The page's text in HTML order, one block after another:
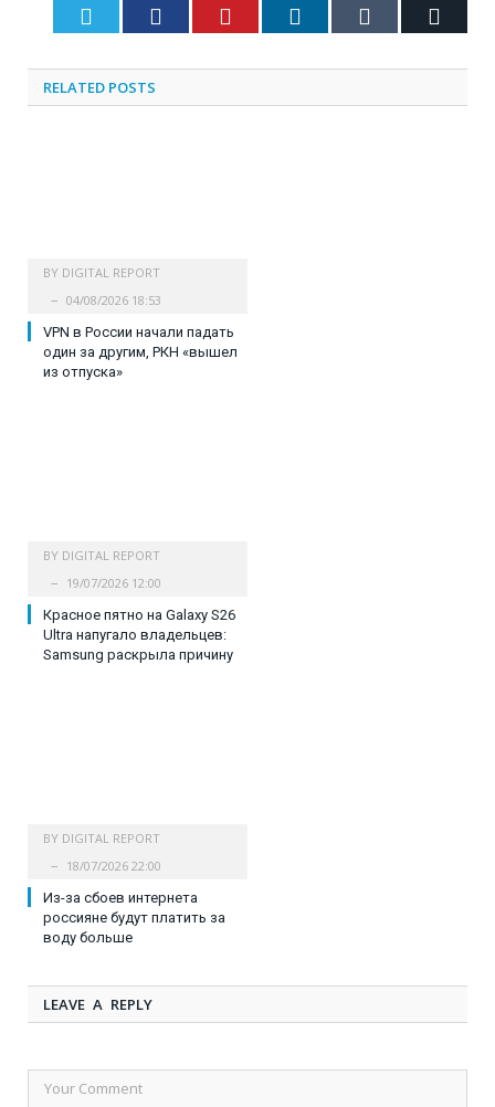
Twitter Facebook Pinterest LinkedIn Tumblr
RELATED POSTS
BY DIGITAL REPORT
04/08/2026 18:53
VPN в России начали падать
один за другим, РКН «вышел
из отпуска»
BY DIGITAL REPORT
19/07/2026 12:00
Красное пятно на Galaxy S26
Ultra напугало владельцев:
Samsung раскрыла причину
BY DIGITAL REPORT
18/07/2026 22:00
Из-за сбоев интернета
россияне будут платить за
воду больше
LEAVE A REPLY